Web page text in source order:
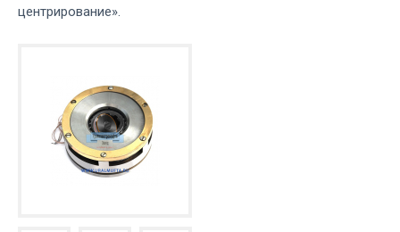
центрирование».